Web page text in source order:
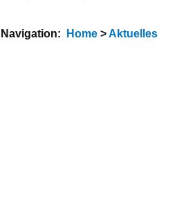
Navigation: Home >Aktuelles